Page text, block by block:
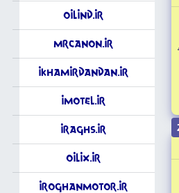
OilInd.ir
MrCanon.ir
iKhamirDandan.ir
iMotel.ir
iRaghs.ir
Oilix.ir
iRoghanMotor.ir